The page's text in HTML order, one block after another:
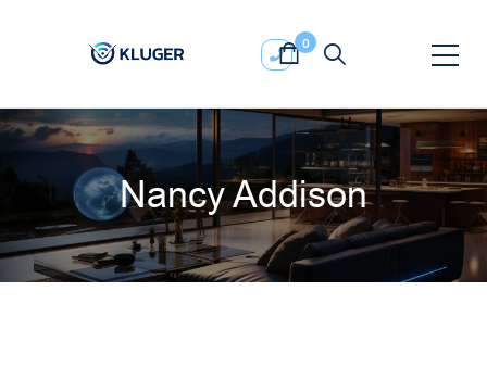
0
Nancy Addison